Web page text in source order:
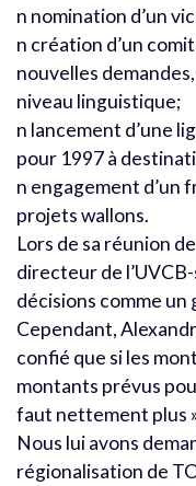
n nomination d’un
n création d’un
nouvelles
niveau linguistique;
n lancement d’une
pour 1997 à
n engagement d’un
projets wallons.
Lors de sa réunion
directeur de
décisions comme
Cependant,
confié que si les
montants prévus
faut nettement plus
Nous lui avons
régionalisation de